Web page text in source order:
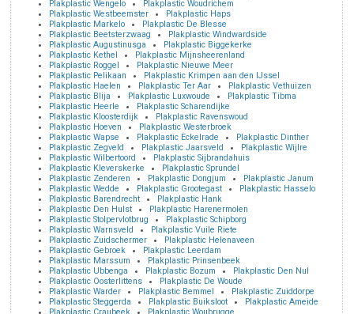
Plakplastic Wengelo
Plakplastic Woudrichem
Plakplastic Westbeemster
Plakplastic Haps
Plakplastic Markelo
Plakplastic De Blesse
Plakplastic Beetsterzwaag
Plakplastic Windwardside
Plakplastic Augustinusga
Plakplastic Biggekerke
Plakplastic Kethel
Plakplastic Mijnsheerenland
Plakplastic Roggel
Plakplastic Nieuwe Meer
Plakplastic Pelikaan
Plakplastic Krimpen aan den IJssel
Plakplastic Haelen
Plakplastic Ter Aar
Plakplastic Vethuizen
Plakplastic Blija
Plakplastic Luxwoude
Plakplastic Tibma
Plakplastic Heerle
Plakplastic Scharendijke
Plakplastic Kloosterdijk
Plakplastic Ravenswoud
Plakplastic Hoeven
Plakplastic Westerbroek
Plakplastic Wapse
Plakplastic Eckelrade
Plakplastic Dinther
Plakplastic Zegveld
Plakplastic Jaarsveld
Plakplastic Wijlre
Plakplastic Wilbertoord
Plakplastic Sijbrandahuis
Plakplastic Kleverskerke
Plakplastic Sprundel
Plakplastic Zenderen
Plakplastic Dongjum
Plakplastic Janum
Plakplastic Wedde
Plakplastic Grootegast
Plakplastic Hasselo
Plakplastic Barendrecht
Plakplastic Hank
Plakplastic Den Hulst
Plakplastic Harenermolen
Plakplastic Stolpervlotbrug
Plakplastic Schipborg
Plakplastic Warnsveld
Plakplastic Vuile Riete
Plakplastic Zuidschermer
Plakplastic Helenaveen
Plakplastic Gebroek
Plakplastic Leerdam
Plakplastic Marssum
Plakplastic Prinsenbeek
Plakplastic Ubbenga
Plakplastic Bozum
Plakplastic Den Nul
Plakplastic Oosterlittens
Plakplastic De Woude
Plakplastic Warder
Plakplastic Bemmel
Plakplastic Zuiddorpe
Plakplastic Steggerda
Plakplastic Buiksloot
Plakplastic Ameide